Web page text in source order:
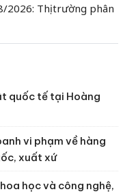
2026: Thị trường phân
quốc tế tại Hoàng
vi phạm về hàng
xuất xứ
học và công nghệ,